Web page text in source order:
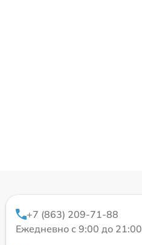
+7 (863) 209-71-88
Ежедневно с 9:00 до 21:00